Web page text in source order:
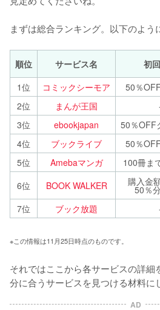
まずは総合ランキング。以下のよう
順位 サービス名 初
1位
コミックシーモア 50％
2位
まんが王国
3位
ebookjapan 50％OFF
4位
ブックライブ 50％
5位
Amebaマンガ 100冊ま
6位
BOOK WALKER 購入金
50％
7位
ブック放題
※この情報は11月25日時点のものです。
それではここから各サービスの詳細
分に合うサービスを見つける材料に
AD